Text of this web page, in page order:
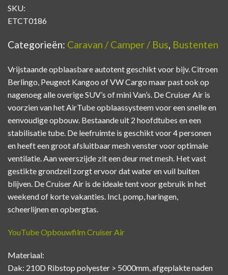
SKU:
ETCT0186
Categorieën: Caravan / Camper / Bus, Bustenten
Vrijstaande opblaasbare autotent geschikt voor bijv. Citroen
Berlingo, Peugeot Kangoo of VW Cargo maar past ook op
nagenoeg alle overige SUV’s of mini Van’s. De Cruiser Air is
voorzien van het AirTube opblaassysteem voor een snelle en
eenvoudige opbouw. Bestaande uit 2 hoofdtubes en een
stabilisatie tube. De leefruimte is geschikt voor 4 personen
en heeft een groot afsluitbaar mesh venster voor optimale
ventilatie. Aan weerszijde zit een deur met mesh. Het vast
gestikte grondzeil zorgt ervoor dat water en vuil buiten
blijven. De Cruiser Air is de ideale tent voor gebruik in het
weekend of korte vakanties. Incl. pomp, haringen,
scheerlijnen en opbergtas.
YouTube Opbouwfilm Cruiser Air
Materiaal:
Dak: 210D Ribstop polyester > 5000mm, afgeplakte naden